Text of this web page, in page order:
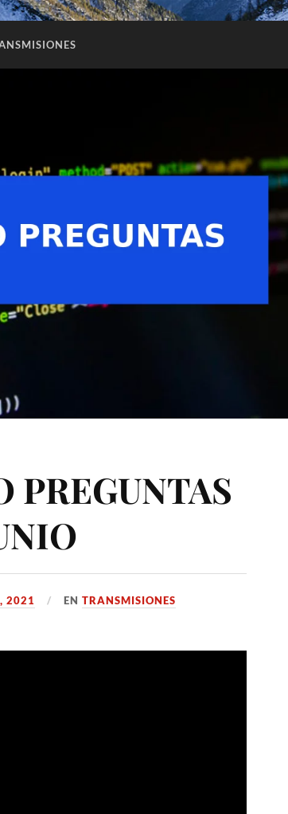
PREGUNTAS
2021 ENTRANSMISIONES